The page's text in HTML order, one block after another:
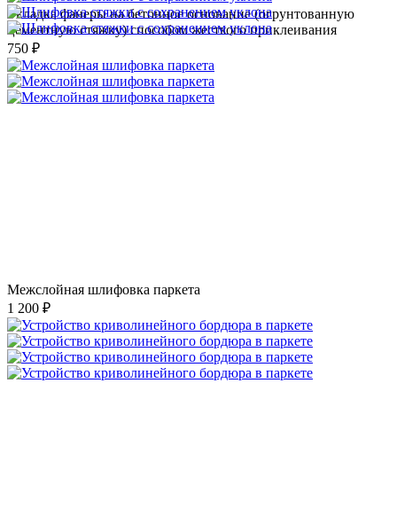
Укладка фанеры на бетонное основание (огрунтованную
цементную стяжку) способом жесткого приклеивания
750 ₽
Межслойная шлифовка паркета
1 200 ₽